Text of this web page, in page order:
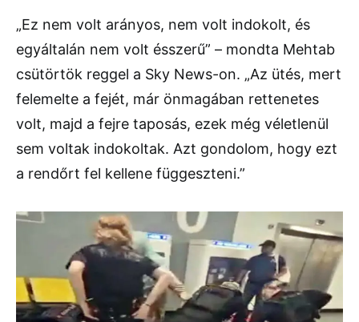
„Ez nem volt arányos, nem volt indokolt, és
egyáltalán nem volt ésszerű” – mondta Mehtab
csütörtök reggel a Sky News-on. „Az ütés, mert
felemelte a fejét, már önmagában rettenetes
volt, majd a fejre taposás, ezek még véletlenül
sem voltak indokoltak. Azt gondolom, hogy ezt
a rendőrt fel kellene függeszteni.”